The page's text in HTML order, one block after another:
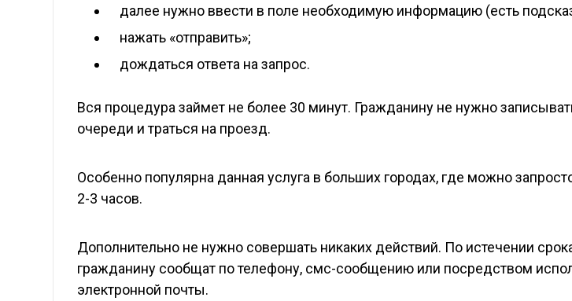
далее нужно ввести в поле необходимую информацию (есть
нажать «отправить»;
дождаться ответа на запрос.
Вся процедура займет не более 30 минут. Гражданину не нужно
очереди и траться на проезд.
Особенно популярна данная услуга в больших городах, где можно
2-3 часов.
Дополнительно не нужно совершать никаких действий. По истечении
гражданину сообщат по телефону, смс-сообщению или посредством
электронной почты.